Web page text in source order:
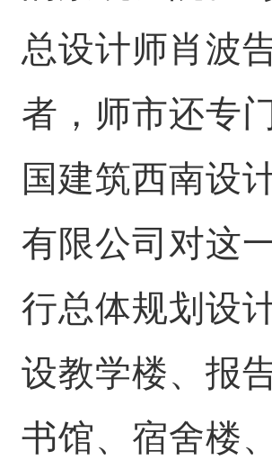
总设计师肖波
者，师市还专
国建筑西南设
有限公司对这
行总体规划设
设教学楼、报
书馆、宿舍楼